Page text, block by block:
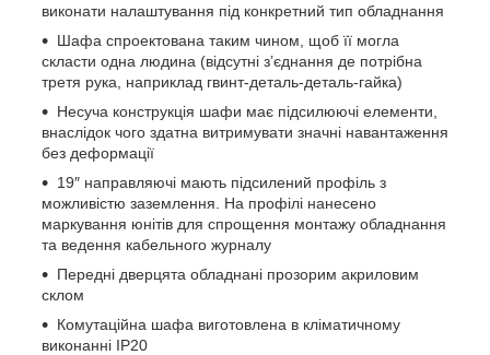
виконати налаштування під конкретний тип обладнання
Шафа спроектована таким чином, щоб її могла
скласти одна людина (відсутні з’єднання де потрібна
третя рука, наприклад гвинт-деталь-деталь-гайка)
Несуча конструкція шафи має підсилюючі елементи,
внаслідок чого здатна витримувати значні навантаження
без деформації
19″ направляючі мають підсилений профіль з
можливістю заземлення. На профілі нанесено
маркування юнітів для спрощення монтажу обладнання
та ведення кабельного журналу
Передні дверцята обладнані прозорим акриловим
склом
Комутаційна шафа виготовлена в кліматичному
виконанні IP20